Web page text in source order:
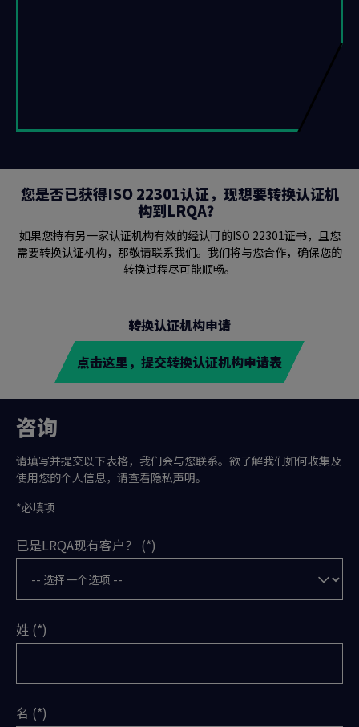
您是否已获得ISO 22301认证，现想要转换认证机
构到LRQA？
如果您持有另一家认证机构有效的经认可的ISO 22301证书，且您
需要转换认证机构，那敬请联系我们。我们将与您合作，确保您的
转换过程尽可能顺畅。
转换认证机构申请
点击这里，提交转换认证机构申请表
咨询
请填写并提交以下表格，我们会与您联系。欲了解我们如何收集及
使用您的个人信息，请查看隐私声明。
*必填项
已是LRQA现有客户？
姓
名